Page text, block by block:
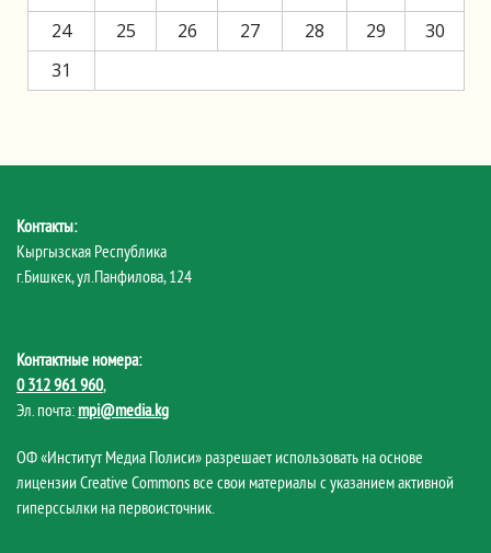
24
25 26 27 28 29
30
31
Контакты:
Кыргызская Республика
г.Бишкек, ул.Панфилова, 124
Контактные номера:
0 312 961 960,
Эл. почта: mpi@media.kg
ОФ «Институт Медиа Полиси» разрешает использовать на основе
лицензии Creative Commons все свои материалы с указанием активной
гиперссылки на первоисточник.